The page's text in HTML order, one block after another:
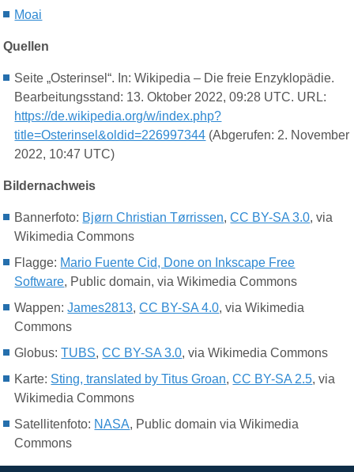
Moai
Quellen
Seite „Osterinsel“. In: Wikipedia – Die freie Enzyklopädie.
Bearbeitungsstand: 13. Oktober 2022, 09:28 UTC. URL:
https://de.wikipedia.org/w/index.php?
title=Osterinsel&oldid=226997344 (Abgerufen: 2. November
2022, 10:47 UTC)
Bildernachweis
Bannerfoto: Bjørn Christian Tørrissen,CC BY-SA 3.0, via
Wikimedia Commons
Flagge: Mario Fuente Cid, Done on Inkscape Free
Software, Public domain, via Wikimedia Commons
Wappen:James2813,CC BY-SA 4.0, via Wikimedia
Commons
Globus:TUBS,CC BY-SA 3.0, via Wikimedia Commons
Karte: Sting, translated by Titus Groan,CC BY-SA 2.5, via
Wikimedia Commons
Satellitenfoto: NASA, Public domain via Wikimedia
Commons